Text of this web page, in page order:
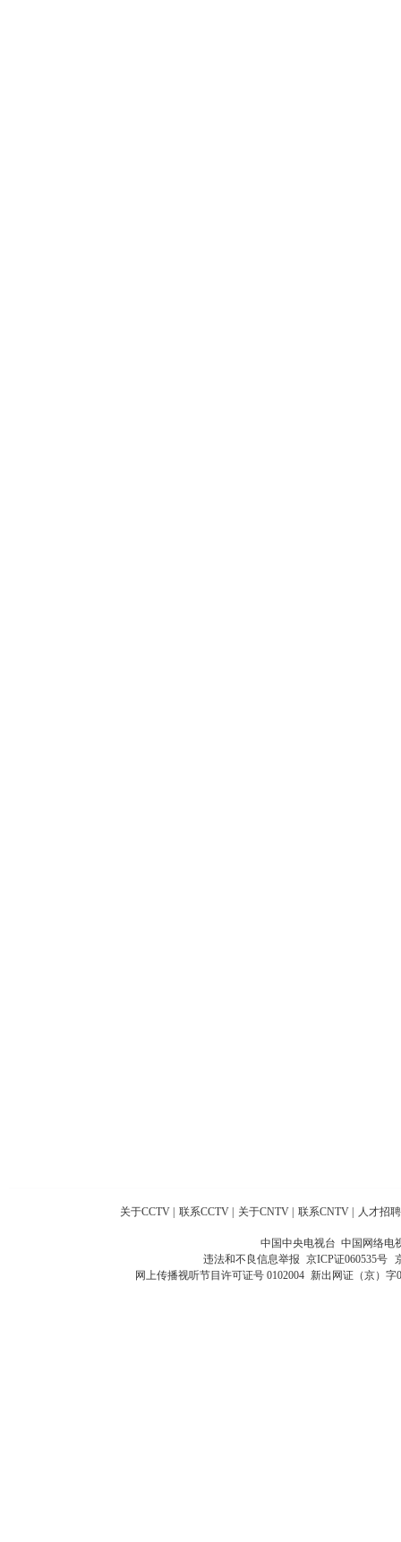
关于CCTV 联系CCTV 关于CNTV 联系CNTV 人才招聘
中国中央电视台 中国网络电
违法和不良信息举报 京ICP证060535号
网上传播视听节目许可证号 0102004 新出网证（京）